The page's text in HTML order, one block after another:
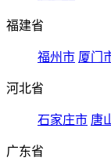
福建省
福州市 厦门
河北省
石家庄市 唐
广东省